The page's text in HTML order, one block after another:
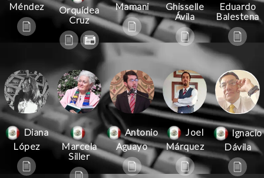
Méndez
Orquídea
Cruz
Mamani
Ghisselle
Ávila
Eduardo
Balestena
Diana
López
Marcela
Siller
Antonio
Aguayo
Joel
Márquez
Ignacio
Dávila